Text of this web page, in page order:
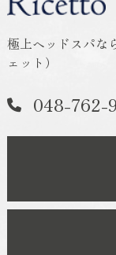
極上ヘッドスパな
ェット）
048-762-